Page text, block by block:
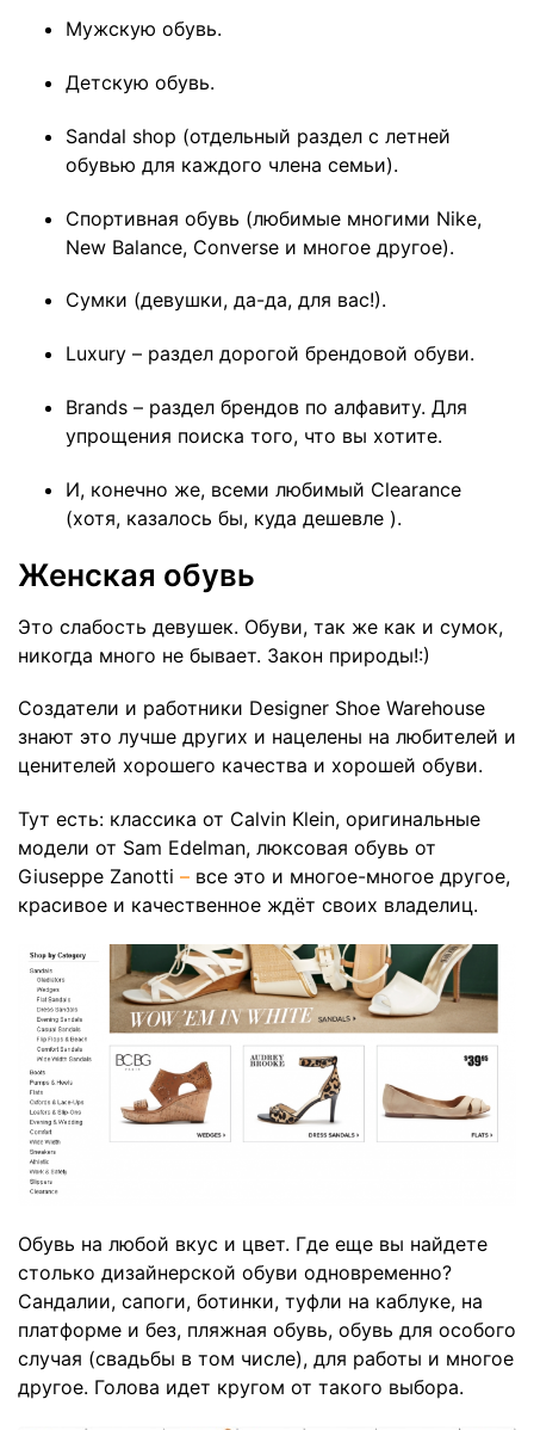
Мужскую обувь.
Детскую обувь.
Sandal shop (отдельный раздел с летней
обувью для каждого члена семьи).
Спортивная обувь (любимые многими Nike,
New Balance, Converse и многое другое).
Сумки (девушки, да-да, для вас!).
Luxury – раздел дорогой брендовой обуви.
Brands – раздел брендов по алфавиту. Для
упрощения поиска того, что вы хотите.
И, конечно же, всеми любимый Clearance
(хотя, казалось бы, куда дешевле ).
Женская обувь
Это слабость девушек. Обуви, так же как и сумок,
никогда много не бывает. Закон природы!:)
Создатели и работники Designer Shoe Warehouse
знают это лучше других и нацелены на любителей и
ценителей хорошего качества и хорошей обуви.
Тут есть: классика от Calvin Klein, оригинальные
модели от Sam Edelman, люксовая обувь от
Giuseppe Zanotti – все это и многое-многое другое,
красивое и качественное ждёт своих владелиц.
Обувь на любой вкус и цвет. Где еще вы найдете
столько дизайнерской обуви одновременно?
Сандалии, сапоги, ботинки, туфли на каблуке, на
платформе и без, пляжная обувь, обувь для особого
случая (свадьбы в том числе), для работы и многое
другое. Голова идет кругом от такого выбора.